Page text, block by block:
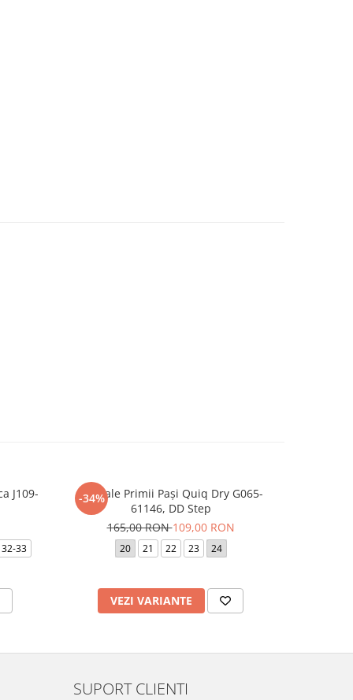
J109-
32-33
-34%
Sandale Primii Pași Quiq Dry G065-
61146, DD Step
165,00 RON109,00 RON
20 21 22 23 24
VEZI VARIANTE
SUPORT CLIENTI